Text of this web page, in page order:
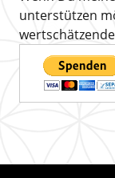
unterstützen